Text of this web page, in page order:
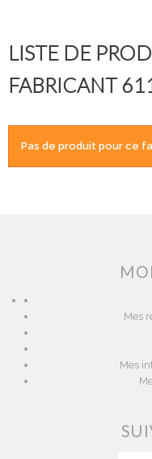
LISTE DE
FABRICANT
Pas de produit pour ce
Mes
Mes